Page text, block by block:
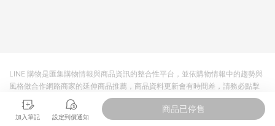
加入筆記 設定到價通知
商品已停售
LINE 購物是匯集購物情報與商品資訊的整合性平台，並依購物情報中的趨勢與
風格做合作網路商家的延伸商品推薦，商品資料更新會有時間差，請務必點擊
商品至各合作網路商家，確認現售價與購物條件，一切資訊以合作廠商網頁為
準。